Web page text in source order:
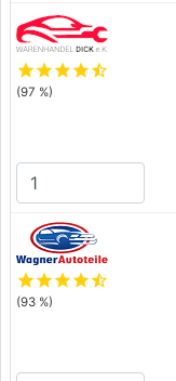
starstarstarstarstar_half
(97 %)
starstarstarstarstar_half
(93 %)